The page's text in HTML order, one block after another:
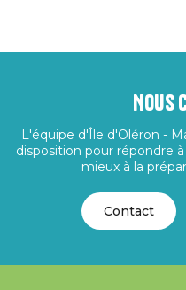
Nous
L'équipe d'Île d'Oléron -
disposition pour répondre
mieux à la
Contact